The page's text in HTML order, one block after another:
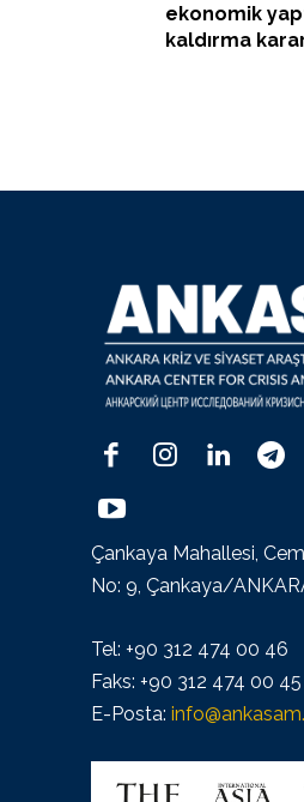
ekonomik
kaldırma
Çankaya Mahallesi,
No: 9, Çankaya/
Tel: +90 312 474 00 46
Faks: +90 312 474 00 45
E-Posta: